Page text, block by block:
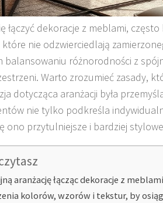
łączyć dekoracje z meblami,
nie odzwierciedlają
balansowaniu różnorodności z
Warto zrozumieć zasady,
dotycząca aranżacji była
nie tylko podkreśla
ono przytulniejsze i bardziej
aranżację łącząc dekoracje z
kolorów, wzorów i tekstur, by